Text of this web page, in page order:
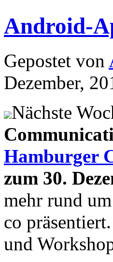
Android-
Gepostet von
Dezember,
Nächste
Hamburger
zum 30.
mehr rund
co
und